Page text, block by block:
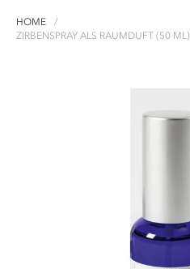
HOME
ZIRBENSPRAY ALS RAUMDUFT (50 ML)